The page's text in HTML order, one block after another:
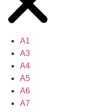
A1
A3
A4
A5
A6
A7